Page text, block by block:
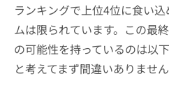
ランキングで上位4位に食い
ムは限られています。この最
の可能性を持っているのは以
と考えてまず間違いありません